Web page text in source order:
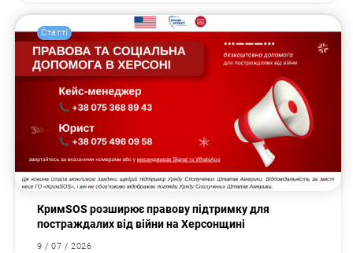
Статті
КримSOS розширює правову підтримку для
постраждалих від війни на Херсонщині
9 / 07 / 2026